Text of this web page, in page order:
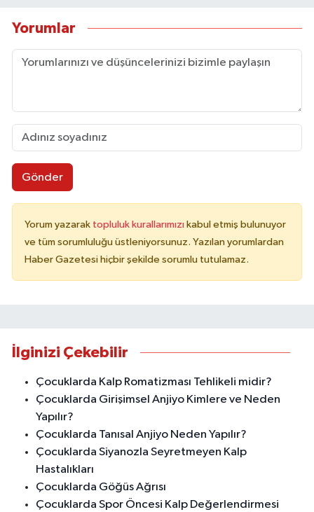
Yorumlar
Gönder
Yorum yazarak topluluk kurallarımızı kabul etmiş bulunuyor
ve tüm sorumluluğu üstleniyorsunuz. Yazılan yorumlardan
Haber Gazetesi hiçbir şekilde sorumlu tutulamaz.
İlginizi Çekebilir
Çocuklarda Kalp Romatizması Tehlikeli midir?
Çocuklarda Girişimsel Anjiyo Kimlere ve Neden
Yapılır?
Çocuklarda Tanısal Anjiyo Neden Yapılır?
Çocuklarda Siyanozla Seyretmeyen Kalp
Hastalıkları
Çocuklarda Göğüs Ağrısı
Çocuklarda Spor Öncesi Kalp Değerlendirmesi